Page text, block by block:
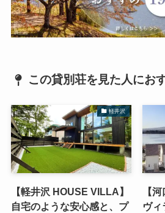
この貸別荘を見た人にお
軽井沢
【軽井沢 HOUSE VILLA】
自宅のような安心感と、プ
【
ヴィ